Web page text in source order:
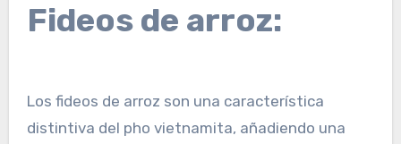
Fideos de arroz:
Los fideos de arroz son una característica
distintiva del pho vietnamita, añadiendo una